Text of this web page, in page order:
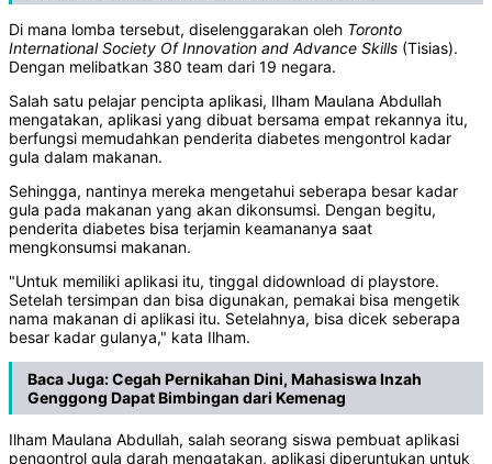
Di mana lomba tersebut, diselenggarakan oleh Toronto
International Society Of Innovation and Advance Skills (Tisias).
Dengan melibatkan 380 team dari 19 negara.
Salah satu pelajar pencipta aplikasi, Ilham Maulana Abdullah
mengatakan, aplikasi yang dibuat bersama empat rekannya itu,
berfungsi memudahkan penderita diabetes mengontrol kadar
gula dalam makanan.
Sehingga, nantinya mereka mengetahui seberapa besar kadar
gula pada makanan yang akan dikonsumsi. Dengan begitu,
penderita diabetes bisa terjamin keamananya saat
mengkonsumsi makanan.
"Untuk memiliki aplikasi itu, tinggal didownload di playstore.
Setelah tersimpan dan bisa digunakan, pemakai bisa mengetik
nama makanan di aplikasi itu. Setelahnya, bisa dicek seberapa
besar kadar gulanya," kata Ilham.
Baca Juga:Cegah Pernikahan Dini, Mahasiswa Inzah
Genggong Dapat Bimbingan dari Kemenag
Ilham Maulana Abdullah, salah seorang siswa pembuat aplikasi
pengontrol gula darah mengatakan, aplikasi diperuntukan untuk